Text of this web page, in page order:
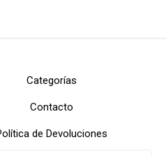
Categorías
Contacto
de Devoluciones